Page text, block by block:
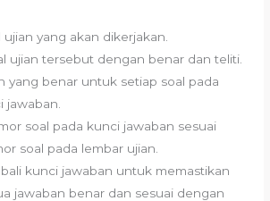
ujian yang akan dikerjakan.
ujian tersebut dengan benar dan teliti.
yang benar untuk setiap soal pada
jawaban.
soal pada kunci jawaban sesuai
soal pada lembar ujian.
kunci jawaban untuk memastikan
jawaban benar dan sesuai dengan